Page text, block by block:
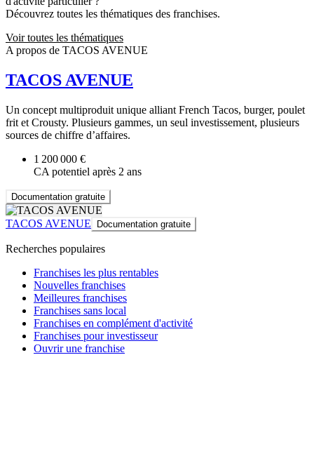
Découvrez toutes les thématiques des franchises.
Voir toutes les thématiques
A propos de TACOS AVENUE
TACOS AVENUE
Un concept multiproduit unique alliant French Tacos, burger, poulet
frit et Crousty. Plusieurs gammes, un seul investissement, plusieurs
sources de chiffre d’affaires.
1 200 000 €
CA potentiel après 2 ans
Documentation gratuite
TACOS AVENUE Documentation gratuite
Recherches populaires
Franchises les plus rentables
Nouvelles franchises
Meilleures franchises
Franchises sans local
Franchises en complément d'activité
Franchises pour investisseur
Ouvrir une franchise